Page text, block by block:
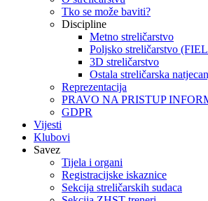
Tko se može baviti?
Discipline
Metno streličarstvo
Poljsko streličarstvo
3D streličarstvo
Ostala streličarska
Reprezentacija
PRAVO NA PRISTUP
GDPR
Vijesti
Klubovi
Savez
Tijela i organi
Registracijske iskaznice
Sekcija streličarskih sudaca